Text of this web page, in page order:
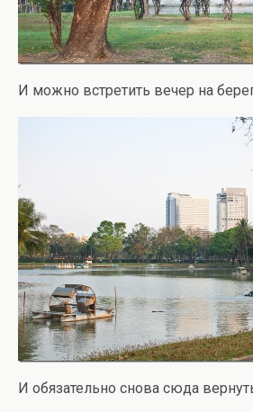
И можно встретить вечер на
И обязательно снова сюда